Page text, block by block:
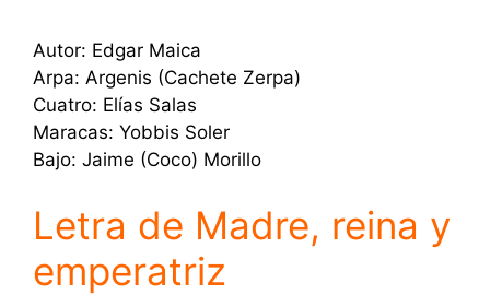
Autor: Edgar Maica
Arpa: Argenis (Cachete Zerpa)
Cuatro: Elías Salas
Maracas: Yobbis Soler
Bajo: Jaime (Coco) Morillo
Letra de Madre, reina y
emperatriz